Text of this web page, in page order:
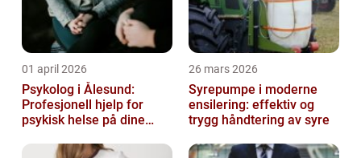
01 april 2026
Psykolog i Ålesund:
Profesjonell hjelp for
psykisk helse på dine
26 mars 2026
Syrepumpe i moderne
ensilering: effektiv og
trygg håndtering av syre